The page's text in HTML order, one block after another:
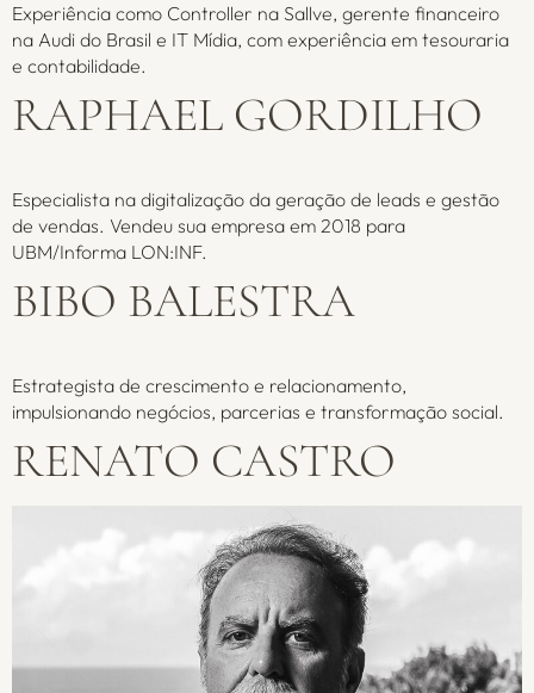
Experiência como Controller na Sallve, gerente financeiro
na Audi do Brasil e IT Mídia, com experiência em tesouraria
e contabilidade.
RAPHAEL GORDILHO
Especialista na digitalização da geração de leads e gestão
de vendas. Vendeu sua empresa em 2018 para
UBM/Informa LON:INF.
BIBO BALESTRA
Estrategista de crescimento e relacionamento,
impulsionando negócios, parcerias e transformação social.
RENATO CASTRO